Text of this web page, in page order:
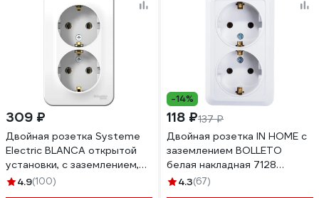
309 ₽
Двойная розетка Systeme
Electric BLANCA открытой
установки, с заземлением,
без шторок, белый
4.9(100)
-14%
118 ₽137 ₽
Двойная розетка IN HOME с
заземлением BOLLETO
белая накладная 7128
4680005959839
4.3(67)